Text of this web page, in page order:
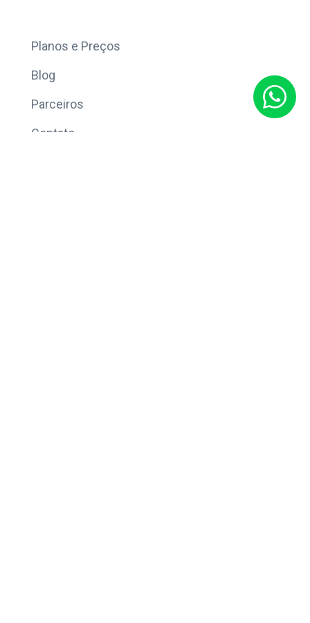
Planos e Preços
Blog
Parceiros
Contato